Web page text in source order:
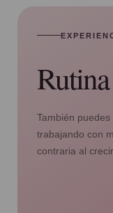
También puedes
trabajando con
contraria al